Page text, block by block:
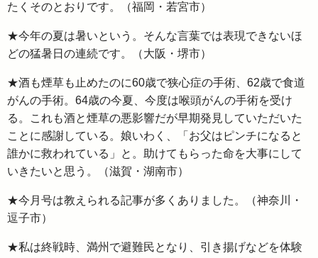
たくそのとおりです。（福岡・若宮市）
★今年の夏は暑いという。そんな言葉では表現できないほ
どの猛暑日の連続です。（大阪・堺市）
★酒も煙草も止めたのに60歳で狭心症の手術、62歳で食道
がんの手術。64歳の今夏、今度は喉頭がんの手術を受け
る。これも酒と煙草の悪影響だが早期発見していただいた
ことに感謝している。娘いわく、「お父はピンチになると
誰かに救われている」と。助けてもらった命を大事にして
いきたいと思う。（滋賀・湖南市）
★今月号は教えられる記事が多くありました。（神奈川・
逗子市）
★私は終戦時、満州で避難民となり、引き揚げなどを体験